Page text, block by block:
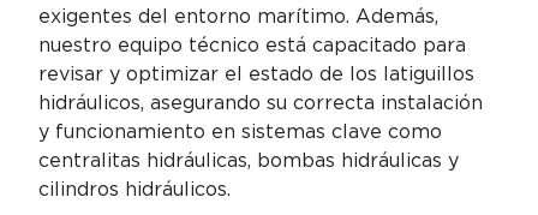
exigentes del entorno marítimo. Además,
nuestro equipo técnico está capacitado para
revisar y optimizar el estado de los latiguillos
hidráulicos, asegurando su correcta instalación
y funcionamiento en sistemas clave como
centralitas hidráulicas, bombas hidráulicas y
cilindros hidráulicos.